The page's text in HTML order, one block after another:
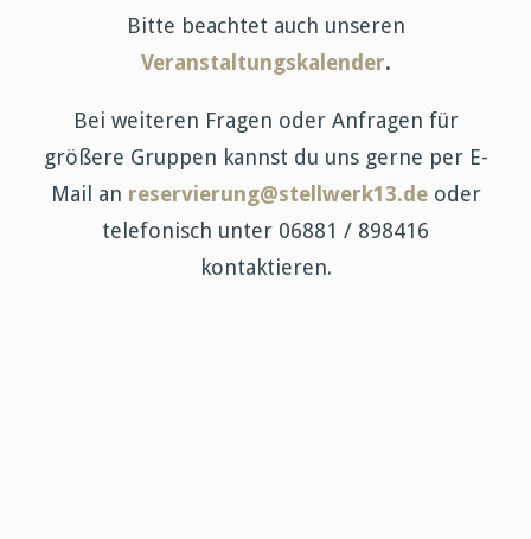
Bitte beachtet auch unseren
Veranstaltungskalender.
Bei weiteren Fragen oder Anfragen für
größere Gruppen kannst du uns gerne per E-
Mail an reservierung@stellwerk13.deoder
telefonisch unter 06881 / 898416
kontaktieren.